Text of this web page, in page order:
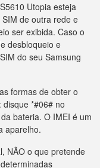
Utopia esteja
de outra rede e
ser exibida. Caso o
desbloqueio e
do seu Samsung
formas de obter o
disque *#06# no
bateria. O IMEI é um
aparelho.
NÃO o que pretende